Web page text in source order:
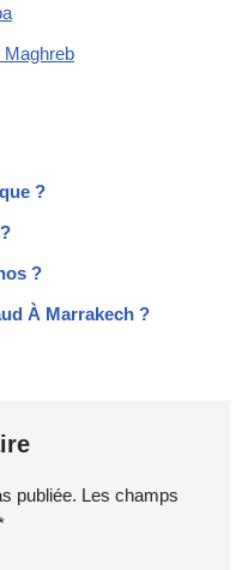
Maghreb
?
?
À Marrakech ?
publiée. Les champs